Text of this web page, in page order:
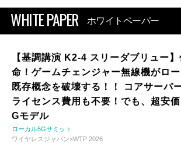
WHITE PAPER ホワイトペーパー
【基調講演 K2-4 スリーダブリュー
命！ゲームチェンジャー無線機がロ
既存概念を破壊する！！ コアサーバ
ライセンス費用も不要！でも、超安
Gモデル
ローカル5Gサミット
ワイヤレスジャパン×WTP 2026